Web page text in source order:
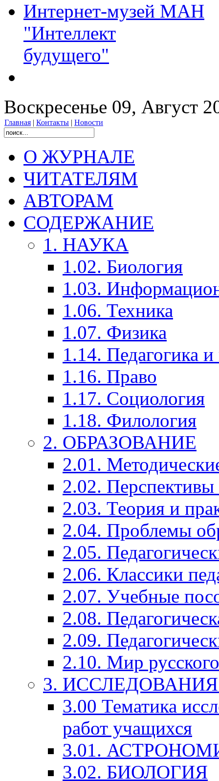
Интернет-музей МАН
"Интеллект
будущего"
Воскресенье 09, Август
Главная | Контакты | Новости
О ЖУРНАЛЕ
ЧИТАТЕЛЯМ
АВТОРАМ
СОДЕРЖАНИЕ
1. НАУКА
1.02. Биология
1.03.
1.06. Техника
1.07. Физика
1.14. Педагогика
1.16. Право
1.17. Социология
1.18. Филология
2. ОБРАЗОВАНИЕ
2.01.
2.02. Перспективы
2.03. Теория и
2.04. Проблемы
2.05.
2.06. Классики
2.07. Учебные
2.08.
2.09.
2.10. Мир
3.
3.00 Тематика
работ учащихся
3.01.
3.02. БИОЛОГИЯ